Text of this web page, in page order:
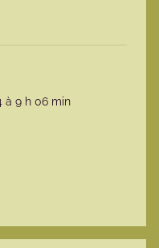
à 9 h 06 min